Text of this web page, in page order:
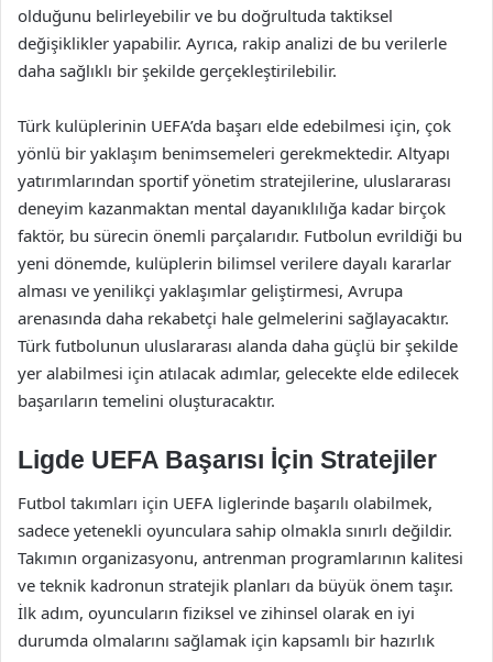
olduğunu belirleyebilir ve bu doğrultuda taktiksel
değişiklikler yapabilir. Ayrıca, rakip analizi de bu verilerle
daha sağlıklı bir şekilde gerçekleştirilebilir.
Türk kulüplerinin UEFA’da başarı elde edebilmesi için, çok
yönlü bir yaklaşım benimsemeleri gerekmektedir. Altyapı
yatırımlarından sportif yönetim stratejilerine, uluslararası
deneyim kazanmaktan mental dayanıklılığa kadar birçok
faktör, bu sürecin önemli parçalarıdır. Futbolun evrildiği bu
yeni dönemde, kulüplerin bilimsel verilere dayalı kararlar
alması ve yenilikçi yaklaşımlar geliştirmesi, Avrupa
arenasında daha rekabetçi hale gelmelerini sağlayacaktır.
Türk futbolunun uluslararası alanda daha güçlü bir şekilde
yer alabilmesi için atılacak adımlar, gelecekte elde edilecek
başarıların temelini oluşturacaktır.
Ligde UEFA Başarısı İçin Stratejiler
Futbol takımları için UEFA liglerinde başarılı olabilmek,
sadece yetenekli oyunculara sahip olmakla sınırlı değildir.
Takımın organizasyonu, antrenman programlarının kalitesi
ve teknik kadronun stratejik planları da büyük önem taşır.
İlk adım, oyuncuların fiziksel ve zihinsel olarak en iyi
durumda olmalarını sağlamak için kapsamlı bir hazırlık